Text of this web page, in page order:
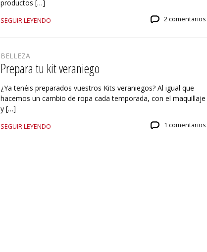
productos […]
SEGUIR LEYENDO 2 comentarios
BELLEZA
Prepara tu kit veraniego
¿Ya tenéis preparados vuestros Kits veraniegos? Al igual que
hacemos un cambio de ropa cada temporada, con el maquillaje
y […]
SEGUIR LEYENDO 1 comentarios